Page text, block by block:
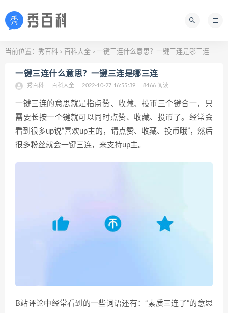
当前位置： 秀百科 > 百科大全 > 一键三连什么意思？一键三连是哪三连
一键三连什么意思？一键三连是哪三连
秀百科 百科大全 2022-10-27 16:55:39 8466 阅读
一键三连的意思就是指点赞、收藏、投币三个键合一，只
需要长按一个键就可以同时点赞、收藏、投币了。经常会
看到很多up说“喜欢up主的，请点赞、收藏、投币哦”，然后
很多粉丝就会一键三连，来支持up主。
B站评论中经常看到的一些词语还有：“素质三连了”的意思